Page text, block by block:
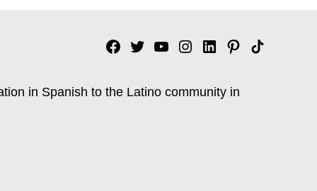
Facebook
TwitterYouTubeInstagram
Linkedin
Pinterest
Tik
in Spanish to the Latino community in